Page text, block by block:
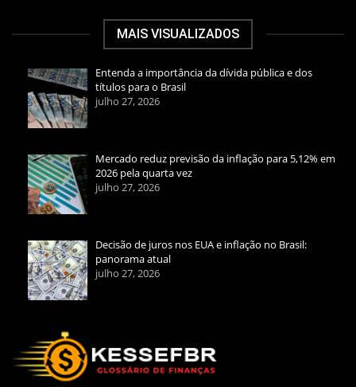
MAIS VISUALIZADOS
Entenda a importância da dívida pública e dos
títulos para o Brasil
julho 27, 2026
Mercado reduz previsão da inflação para 5,12% em
2026 pela quarta vez
julho 27, 2026
Decisão de juros nos EUA e inflação no Brasil:
panorama atual
julho 27, 2026